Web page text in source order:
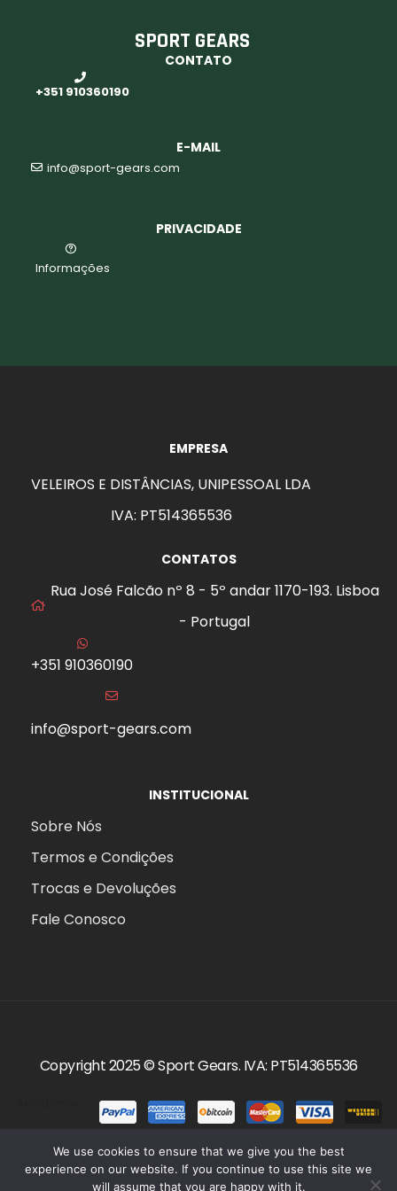
SPORT GEARS
CONTATO
+351 910360190
E-MAIL
info@sport-gears.com
PRIVACIDADE
Informações
EMPRESA
VELEIROS E DISTÂNCIAS, UNIPESSOAL LDA
IVA: PT514365536
CONTATOS
Rua José Falcão nº 8 - 5º andar 1170-193. Lisboa
- Portugal
+351 910360190
info@sport-gears.com
INSTITUCIONAL
Sobre Nós
Termos e Condições
Trocas e Devoluções
Fale Conosco
Copyright 2025 ©Sport Gears. IVA: PT514365536
We use cookies to ensure that we give you the best
experience on our website. If you continue to use this site we
will assume that you are happy with it.